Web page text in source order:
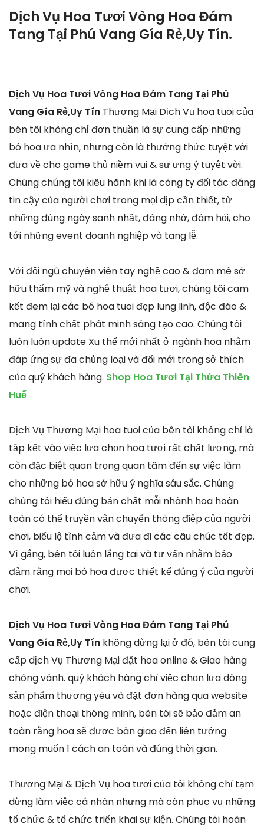
Dịch Vụ Hoa Tươi Vòng Hoa Đám
Tang Tại Phú Vang Gía Rẻ,Uy Tín.
Dịch Vụ Hoa Tươi Vòng Hoa Đám Tang Tại Phú
Vang Gía Rẻ,Uy Tín Thương Mại Dịch Vụ hoa tuoi của
bên tôi không chỉ đơn thuần là sự cung cấp những
bó hoa ưa nhìn, nhưng còn là thưởng thức tuyệt vời
đưa về cho game thủ niềm vui & sự ưng ý tuyệt vời.
Chúng chúng tôi kiêu hãnh khi là công ty đối tác đáng
tin cậy của người chơi trong mọi dịp cần thiết, từ
những đúng ngày sanh nhật, đáng nhớ, đám hỏi, cho
tới những event doanh nghiệp và tang lễ.
Với đội ngũ chuyên viên tay nghề cao & đam mê sở
hữu thẩm mỹ và nghệ thuật hoa tươi, chúng tôi cam
kết đem lại các bó hoa tuoi đẹp lung linh, độc đáo &
mang tính chất phát minh sáng tạo cao. Chúng tôi
luôn luôn update Xu thế mới nhất ở ngành hoa nhằm
đáp ứng sự đa chủng loại và đổi mới trong sở thích
của quý khách hàng. Shop Hoa Tươi Tại Thừa Thiên
Huế
Dịch Vụ Thương Mại hoa tuoi của bên tôi không chỉ là
tập kết vào việc lựa chọn hoa tươi rất chất lượng, mà
còn đặc biệt quan trọng quan tâm đến sự việc làm
cho những bó hoa sở hữu ý nghĩa sâu sắc. Chúng
chúng tôi hiểu đúng bản chất mỗi nhành hoa hoàn
toàn có thể truyền vận chuyển thông điệp của người
chơi, biểu lộ tình cảm và đưa đi các câu chúc tốt đẹp.
Vì gắng, bên tôi luôn lắng tai và tư vấn nhằm bảo
đảm rằng mọi bó hoa được thiết kế đúng ý của người
chơi.
Dịch Vụ Hoa Tươi Vòng Hoa Đám Tang Tại Phú
Vang Gía Rẻ,Uy Tín không dừng lại ở đó, bên tôi cung
cấp dịch Vụ Thương Mại đặt hoa online & Giao hàng
chóng vánh. quý khách hàng chỉ việc chọn lựa dòng
sản phẩm thương yêu và đặt đơn hàng qua website
hoặc điện thoại thông minh, bên tôi sẽ bảo đảm an
toàn rằng hoa sẽ được bàn giao đến liên tưởng
mong muốn 1 cách an toàn và đúng thời gian.
Thương Mại & Dịch Vụ hoa tươi của tôi không chỉ tạm
dừng làm việc cá nhân nhưng mà còn phục vụ những
tổ chức & tổ chức triển khai sự kiện. Chúng tôi hoàn